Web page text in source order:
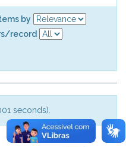
by
record
seconds).